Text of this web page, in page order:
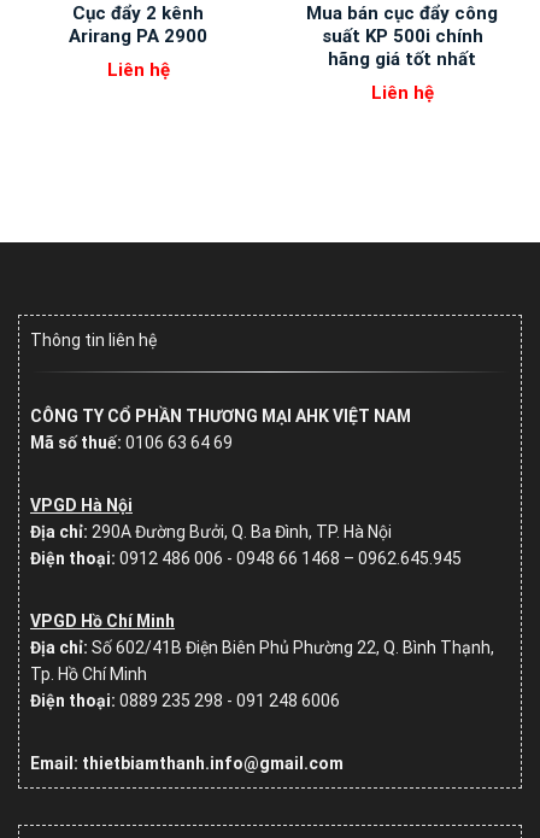
Cục đẩy 2 kênh
Arirang PA 2900
Liên hệ
Mua bán cục đẩy công
suất KP 500i chính
hãng giá tốt nhất
Liên hệ
Thông tin liên hệ
CÔNG TY CỔ PHẦN THƯƠNG MẠI AHK VIỆT NAM
Mã số thuế: 0106 63 64 69
VPGD Hà Nội
Địa chỉ: 290A Đường Bưởi, Q. Ba Đình, TP. Hà Nội
Điện thoại: 0912 486 006 - 0948 66 1468 – 0962.645.945
VPGD Hồ Chí Minh
Địa chỉ: Số602/41B Điện Biên Phủ Phường 22, Q. Bình Thạnh,
Tp. Hồ Chí Minh
Điện thoại: 0889 235 298 - 091 248 6006
Email: thietbiamthanh.info@gmail.com